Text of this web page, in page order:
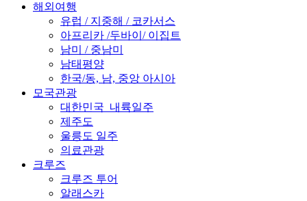
해외여행
유럽 / 지중해 / 코카서스
아프리카 /두바이/ 이집트
남미 / 중남미
남태평양
한국/동, 남, 중앙 아시아
모국관광
대한민국_내륙일주
제주도
울릉도 일주
의료관광
크루즈
크루즈 투어
알래스카